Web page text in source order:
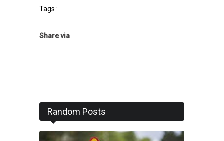
Tags :
Share via
Random Posts